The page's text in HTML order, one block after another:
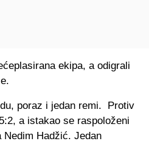
ekipa, a odigrali
poraz i jedan remi. Protiv
a istakao se raspoloženi
Hadžić. Jedan